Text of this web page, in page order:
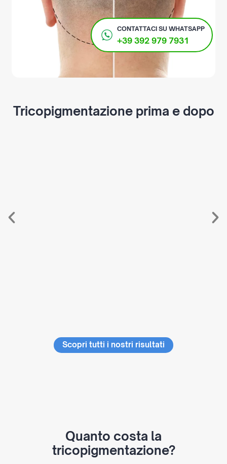
CONTATTACI SU WHATSAPP
+39 392 979 7931
Tricopigmentazione prima e dopo
Scopri tutti i nostri risultati
Quanto costa la
tricopigmentazione?